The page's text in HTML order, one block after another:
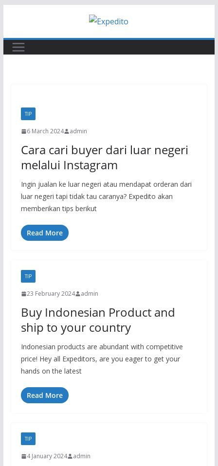
content
TIP
6 March 2024 admin
Cara cari buyer dari luar negeri
melalui Instagram
Ingin jualan ke luar negeri atau mendapat orderan dari
luar negeri tapi tidak tau caranya? Expedito akan
memberikan tips berikut
Read More
TIP
23 February 2024 admin
Buy Indonesian Product and
ship to your country
Indonesian products are abundant with competitive
price! Hey all Expeditors, are you eager to get your
hands on the latest
Read More
TIP
4 January 2024 admin